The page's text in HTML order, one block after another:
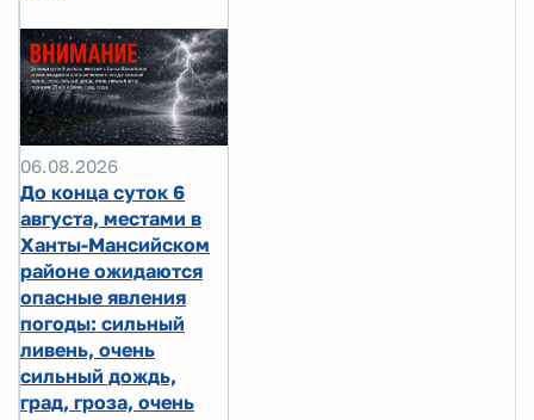
06.08.2026
До конца суток 6
августа, местами в
Ханты-Мансийском
районе ожидаются
опасные явления
погоды: сильный
ливень, очень
сильный дождь,
град, гроза, очень